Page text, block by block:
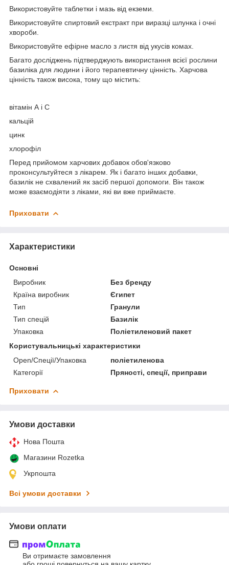
Використовуйте таблетки і мазь від екземи.
Використовуйте спиртовий екстракт при виразці шлунка і очні
хвороби.
Використовуйте ефірне масло з листя від укусів комах.
Багато досліджень підтверджують використання всієї рослини
базиліка для людини і його терапевтичну цінність. Харчова
цінність також висока, тому що містить:
вітамін А і С
кальцій
цинк
хлорофіл
Перед прийомом харчових добавок обов'язково
проконсультуйтеся з лікарем. Як і багато інших добавки,
базилік не схвалений як засіб першої допомоги. Він також
може взаємодіяти з ліками, які ви вже приймаєте.
Приховати
Характеристики
Основні
Виробник
Без бренду
Країна виробник
Єгипет
Тип
Гранули
Тип спецій
Базилік
Упаковка
Поліетиленовий пакет
Користувальницькі характеристики
Open/Спеції/Упаковка
поліетиленова
Категорії
Пряності, спеції, приправи
Приховати
Умови доставки
Нова Пошта
Магазини Rozetka
Укрпошта
Всі умови доставки
Умови оплати
Ви отримаєте замовлення